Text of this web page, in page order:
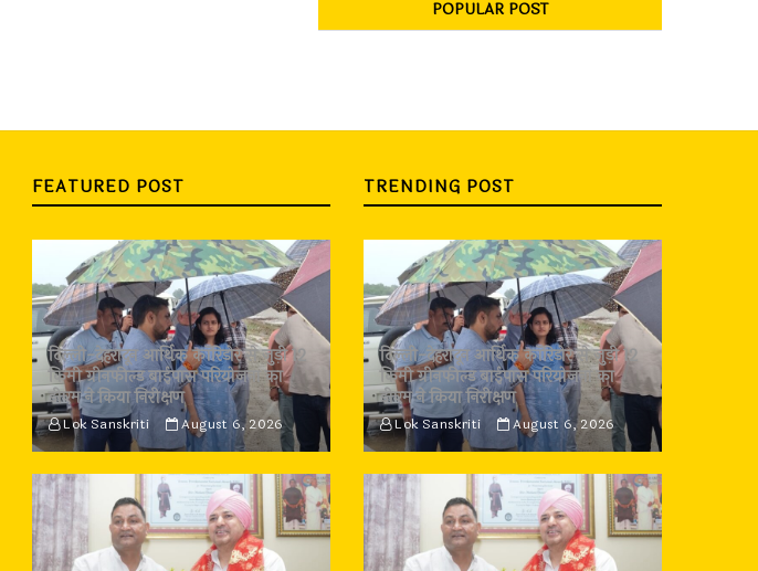
POPULAR POST
FEATURED POST
दिल्ली-देहरादून आर्थिक कॉरिडोर से जुड़ी 12
किमी ग्रीनफील्ड बाईपास परियोजना का
डीएम ने किया निरीक्षण
Lok Sanskriti August 6, 2026
TRENDING POST
दिल्ली-देहरादून आर्थिक कॉरिडोर से जुड़ी 12
किमी ग्रीनफील्ड बाईपास परियोजना का
डीएम ने किया निरीक्षण
Lok Sanskriti August 6, 2026